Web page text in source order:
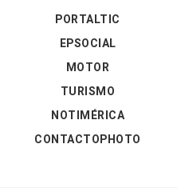
PORTALTIC
EPSOCIAL
MOTOR
TURISMO
NOTIMÉRICA
CONTACTOPHOTO